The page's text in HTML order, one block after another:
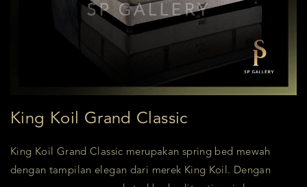
King Koil Grand Classic
King Koil Grand Classic merupakan spring bed mewah
dengan tampilan elegan dari merek King Koil. Dengan